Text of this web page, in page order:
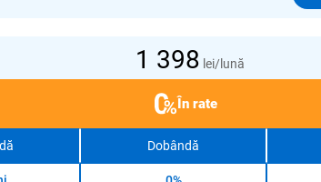
1 398 lei/lună
În rate
Dobândă